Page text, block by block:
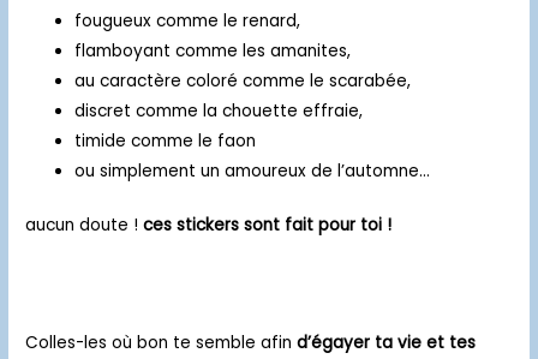
fougueux comme le renard,
flamboyant comme les amanites,
au caractère coloré comme le scarabée,
discret comme la chouette effraie,
timide comme le faon
ou simplement un amoureux de l’automne…
aucun doute ! ces stickers sont fait pour toi !
Colles-les où bon te semble afind’égayer ta vie et tes